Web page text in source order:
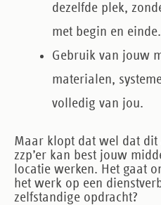
dezelfde plek,
met begin en einde.
Gebruik van jouw
materialen,
volledig van jou.
Maar klopt dat wel dat dit
zzp’er kan best jouw
locatie werken. Het gaat
het werk op een
zelfstandige opdracht?